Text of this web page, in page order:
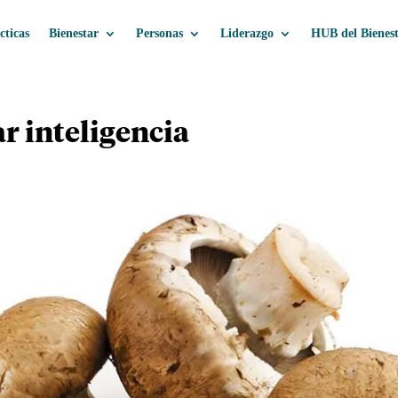
Bienestar Personas Liderazgo HUB del
inteligencia